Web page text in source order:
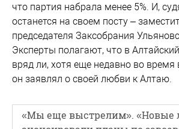
что партия набрала менее 5%. И,
останется на своем посту –
председателя Заксобрания
Эксперты полагают, что в
вряд ли, хотя еще недавно во время
он заявлял о своей любви к Алтаю.
«Мы еще выстрелим». «Новые